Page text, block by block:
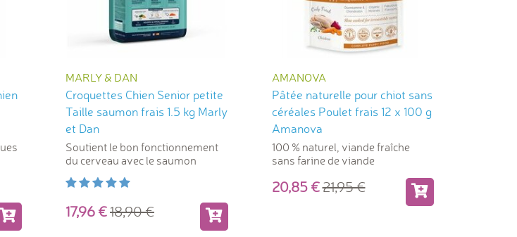
MARLY & DAN
Croquettes Chien Senior petite
Taille saumon frais 1.5 kg Marly
et Dan
Soutient le bon fonctionnement
du cerveau avec le saumon
17,9618,90
AMANOVA
Pâtée naturelle pour chiot sans
céréales Poulet frais 12 x 100 g
Amanova
100 % naturel, viande fraîche
sans farine de viande
20,8521,95